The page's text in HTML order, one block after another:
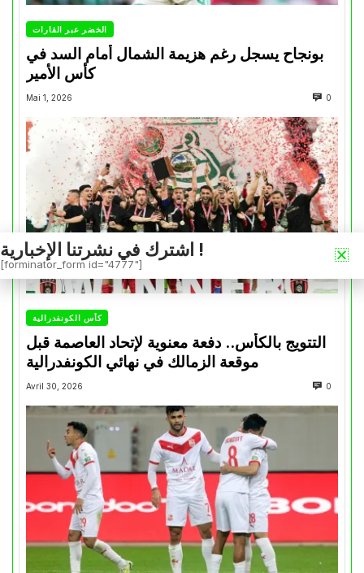
الخضر عبر القارات
بونجاح يسجل رغم هزيمة الشمال أمام السد في
كأس الأمير
Mai 1, 2026 0
كأس الكونفدرالية
التتويج بالكأس.. دفعة معنوية لإتحاد العاصمة قبل
موقعة الزمالك في نهائي الكونفدرالية
Avril 30, 2026 0
اشترك في نشرتنا الإخبارية !
[forminator_form id="4777"]